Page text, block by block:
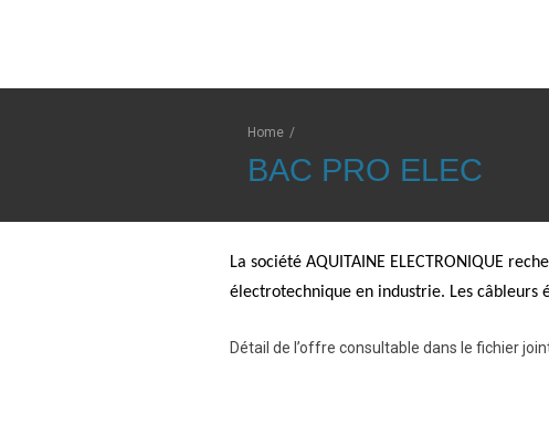
Home /
BAC PRO ELEC
La société AQUITAINE ELECTRONIQUE
électrotechnique en industrie. Les câbleurs
Détail de l’offre consultable dans le fichier